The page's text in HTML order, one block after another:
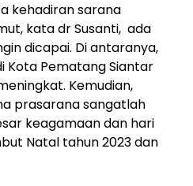
kehadiran sarana
kata dr Susanti, ada
dicapai. Di antaranya,
Kota Pematang Siantar
Kemudian,
prasarana sangatlah
keagamaan dan hari
Natal tahun 2023 dan